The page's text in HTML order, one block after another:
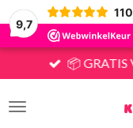
9,7
110
📦 GRATIS